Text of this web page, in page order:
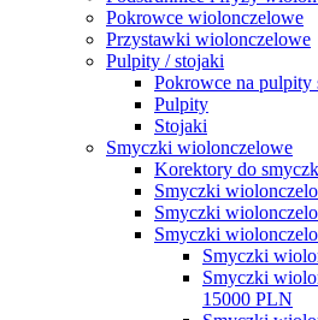
Pokrowce wiolonczelowe
Przystawki wiolonczelowe
Pulpity / stojaki
Pokrowce na pulpity
Pulpity
Stojaki
Smyczki wiolonczelowe
Korektory do
Smyczki
Smyczki
Smyczki
Smyczki
Smyczki
15000 PLN